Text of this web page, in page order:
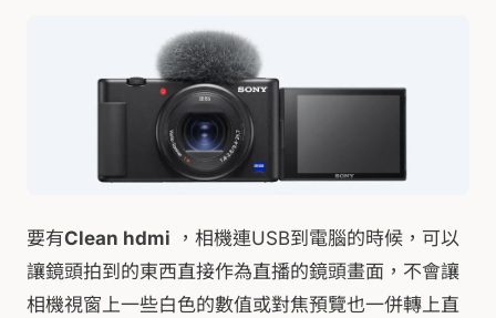
要有Clean hdmi ，相機連USB到電腦的時候，可以
讓鏡頭拍到的東西直接作為直播的鏡頭畫面，不會讓
相機視窗上一些白色的數值或對焦預覽也一併轉上直